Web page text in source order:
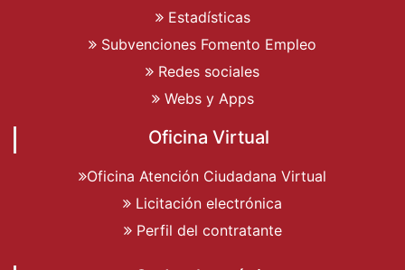
Estadísticas
Subvenciones Fomento Empleo
Redes sociales
Webs y Apps
Oficina Virtual
Oficina Atención Ciudadana Virtual
Licitación electrónica
Perfil del contratante